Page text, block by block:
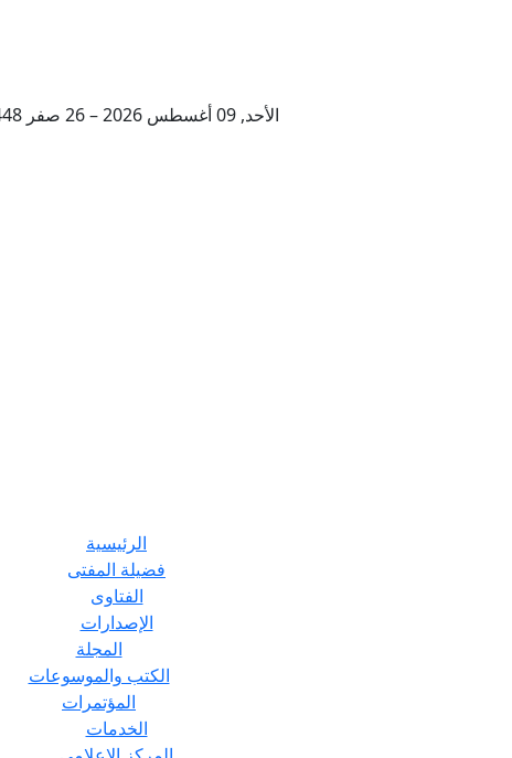
الأحد, 09 أغسطس 2026 – 26 صفر 1448 هـ
الرئيسية
فضيلة المفتى
الفتاوى
الإصدارات
المجلة
الكتب والموسوعات
المؤتمرات
الخدمات